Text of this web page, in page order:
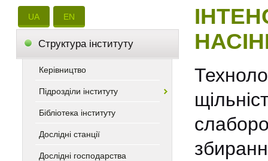
UA EN
Cтруктура інституту
Керівництво
Підрозділи інституту
Бібліотека інституту
Дослідні станції
Дослідні господарства